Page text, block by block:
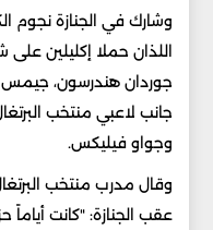
وشارك في الجنازة نجوم
اللذان حملا إكليلين
جوردان هندرسون، جيمس
جانب لاعبي منتخب
وجواو فيليكس.
وقال مدرب منتخب
عقب الجنازة: "كانت أياماً